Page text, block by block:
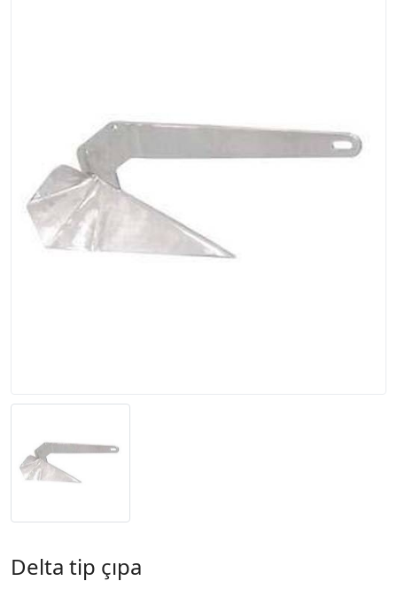
Delta tip çıpa